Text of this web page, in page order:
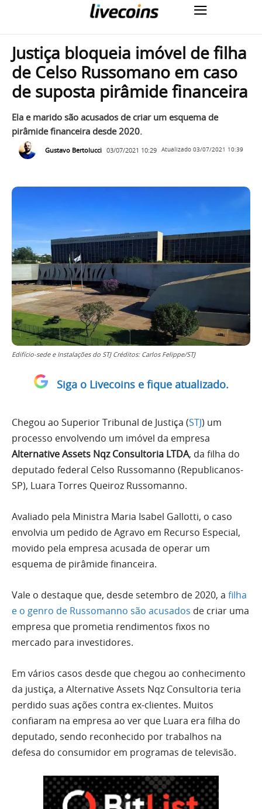
Justiça bloqueia imóvel de filha
de Celso Russomano em caso
de suposta pirâmide financeira
Ela e marido são acusados de criar um esquema de
pirâmide financeira desde 2020.
Gustavo Bertolucci 03/07/2021 10:29 Atualizado 03/07/2021 10:39
Edifício-sede e Instalações do STJ Créditos: Carlos Felippe/STJ
Siga o Livecoins e fique atualizado.
Chegou ao Superior Tribunal de Justiça (STJ) um
processo envolvendo um imóvel da empresa
Alternative Assets Nqz Consultoria LTDA, da filha do
deputado federal Celso Russomanno (Republicanos-
SP), Luara Torres Queiroz Russomanno.
Avaliado pela Ministra Maria Isabel Gallotti, o caso
envolvia um pedido de Agravo em Recurso Especial,
movido pela empresa acusada de operar um
esquema de pirâmide financeira.
Vale o destaque que, desde setembro de 2020, a filha
e o genro de Russomanno são acusados de criar uma
empresa que prometia rendimentos fixos no
mercado para investidores.
Em vários casos desde que chegou ao conhecimento
da justiça, a Alternative Assets Nqz Consultoria teria
perdido suas ações contra ex-clientes. Muitos
confiaram na empresa ao ver que Luara era filha do
deputado, sendo reconhecido por trabalhos na
defesa do consumidor em programas de televisão.